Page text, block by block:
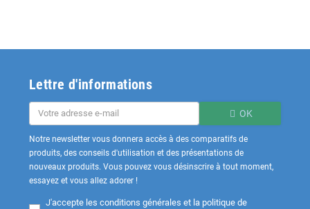
Lettre d'informations
OK
Notre newsletter vous donnera accès à des comparatifs de
produits, des conseils d'utilisation et des présentations de
nouveaux produits. Vous pouvez vous désinscrire à tout moment,
essayez et vous allez adorer !
J'accepte les conditions générales et la politique de